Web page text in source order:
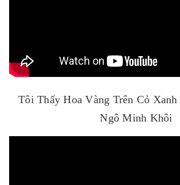
Tôi Thấy Hoa Vàng Trên Cỏ
Ngô Minh Khôi